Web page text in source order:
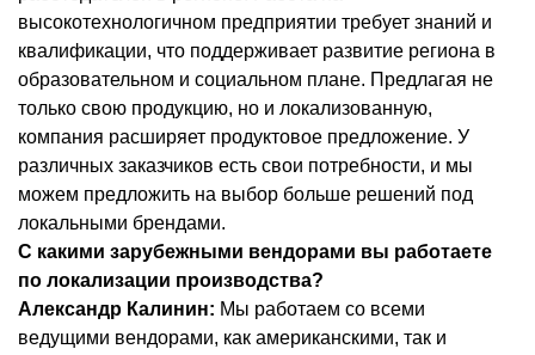
высокотехнологичном предприятии требует знаний и
квалификации, что поддерживает развитие региона в
образовательном и социальном плане. Предлагая не
только свою продукцию, но и локализованную,
компания расширяет продуктовое предложение. У
различных заказчиков есть свои потребности, и мы
можем предложить на выбор больше решений под
локальными брендами.
С какими зарубежными вендорами вы работаете
по локализации производства?
Александр Калинин: Мы работаем со всеми
ведущими вендорами, как американскими, так и